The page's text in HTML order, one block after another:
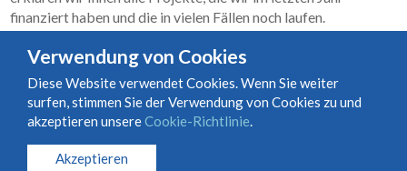
finanziert haben und die in vielen Fällen noch laufen.
Wirkungsbericht 2018–2023
Nutzungs- und Vertragsbedingungen
Cookie-Richtlinie
© Marilles Foundation
Verwendung von Cookies
Diese Website verwendet Cookies. Wenn Sie weiter
surfen, stimmen Sie der Verwendung von Cookies zu und
akzeptieren unsereCookie-Richtlinie.
Akzeptieren